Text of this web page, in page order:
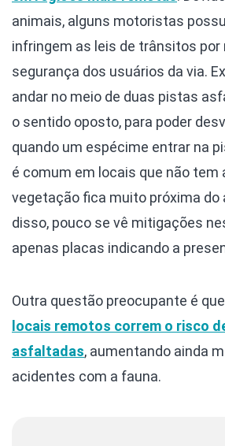
animais, alguns motoristas
infringem as leis de trânsitos por
segurança dos usuários da via.
andar no meio de duas pistas
o sentido oposto, para poder
quando um espécime entrar na
é comum em locais que não tem
vegetação fica muito próxima do
disso, pouco se vê mitigações
apenas placas indicando a
Outra questão preocupante é
locais remotos correm o risco
asfaltadas, aumentando ainda
acidentes com a fauna.